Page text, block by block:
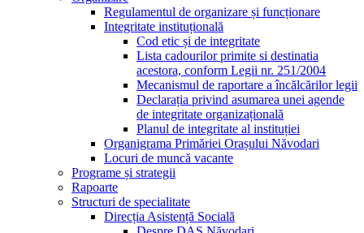
Regulamentul de organizare și funcționare
Integritate instituțională
Cod etic și de integritate
Lista cadourilor primite si destinatia
acestora, conform Legii nr. 251/2004
Mecanismul de raportare a încălcărilor legii
Declarația privind asumarea unei agende
de integritate organizațională
Planul de integritate al instituției
Organigrama Primăriei Orașului Năvodari
Locuri de muncă vacante
Programe și strategii
Rapoarte
Structuri de specialitate
Direcția Asistență Socială